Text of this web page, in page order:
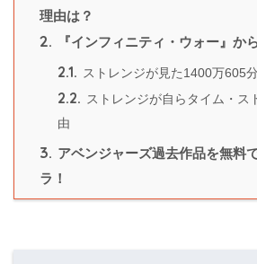
理由は？
2. 『インフィニティ・ウォー』か
2.1. ストレンジが見た1400万605
2.2. ストレンジが自らタイム・ス
由
3. アベンジャーズ過去作品を無料
ラ！